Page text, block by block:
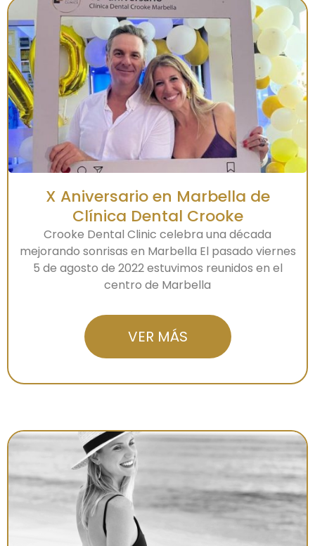
X Aniversario en Marbella de
Clínica Dental Crooke
Crooke Dental Clinic celebra una década
mejorando sonrisas en Marbella El pasado viernes
5 de agosto de 2022 estuvimos reunidos en el
centro de Marbella
VER MÁS